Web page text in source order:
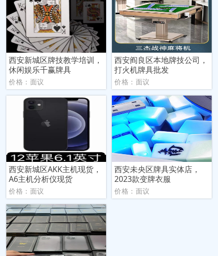
西安新城区牌技教学培训，
休闲娱乐千赢牌具
价格：面议
西安阎良区本地牌技公司，
打火机牌具批发
价格：面议
西安新城区AKK主机现货，
A6主机分析仪现货
价格：面议
西安未央区牌具实体店，
2023款变牌衣服
价格：面议